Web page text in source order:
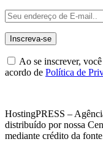
Ao se inscrever,
acordo de Política de
HostingPRESS –
distribuído por nossa
mediante crédito da